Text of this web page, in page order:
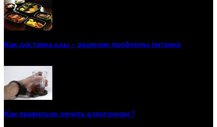
Как доставка еды – решение проблемы питания
Как правильно лечить алкоголизм ?